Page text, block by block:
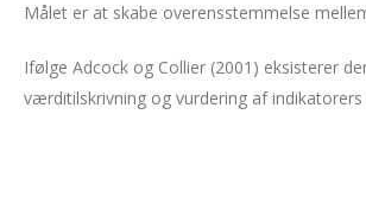
Målet er at skabe overensstemmelse
Ifølge Adcock og Collier (2001) eksisterer
værditilskrivning og vurdering af